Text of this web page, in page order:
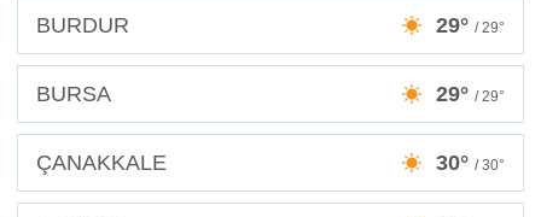
BURDUR 29° / 29°
BURSA 29° / 29°
ÇANAKKALE 30° / 30°